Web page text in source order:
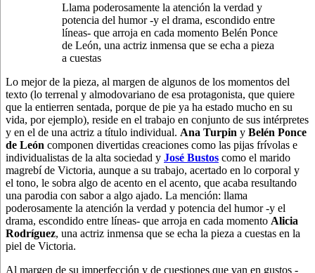
Llama poderosamente la atención la verdad y
potencia del humor -y el drama, escondido entre
líneas- que arroja en cada momento Belén Ponce
de León, una actriz inmensa que se echa a pieza
a cuestas
Lo mejor de la pieza, al margen de algunos de los momentos del
texto (lo terrenal y almodovariano de esa protagonista, que quiere
que la entierren sentada, porque de pie ya ha estado mucho en su
vida, por ejemplo), reside en el trabajo en conjunto de sus intérpretes
y en el de una actriz a título individual. Ana Turpin y Belén Ponce
de León componen divertidas creaciones como las pijas frívolas e
individualistas de la alta sociedad y José Bustos como el marido
magrebí de Victoria, aunque a su trabajo, acertado en lo corporal y
el tono, le sobra algo de acento en el acento, que acaba resultando
una parodia con sabor a algo ajado. La mención: llama
poderosamente la atención la verdad y potencia del humor -y el
drama, escondido entre líneas- que arroja en cada momento Alicia
Rodríguez, una actriz inmensa que se echa la pieza a cuestas en la
piel de Victoria.
Al margen de su imperfección y de cuestiones que van en gustos -